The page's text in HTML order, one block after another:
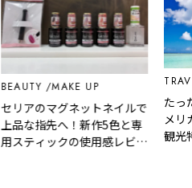
BEAUTY MAKE UP
セリアのマグネットネイルで
上品な指先へ！新作5色と専
用スティックの使用感レビュ
たっ
メリ
観光